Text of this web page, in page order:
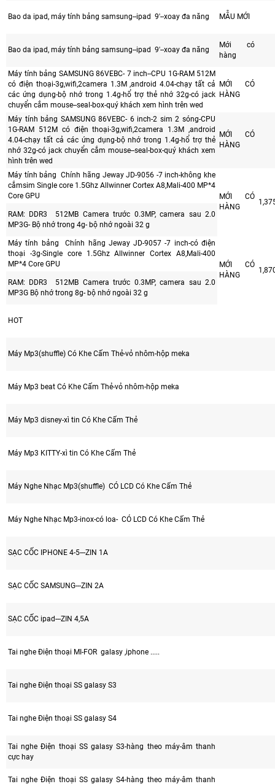
Bao da ipad, máy tính bảng samsung--ipad 9'--xoay đa năng MẪU MỚI
Bao da ipad, máy tính bảng samsung--ipad 9'--xoay đa năng
Mới có
hàng
Máy tính bảng SAMSUNG 86VEBC- 7 inch--CPU 1G-RAM 512M
có điện thoại-3g,wifi,2camera 1.3M ,android 4.04-chạy tất cả
các ứng dụng-bộ nhớ trong 1.4g-hổ trợ thẻ nhớ 32g-có jack
chuyển cắm mouse--seal-box-quý khách xem hình trên wed
MỚI CÓ
HÀNG
Máy tính bảng SAMSUNG 86VEBC- 6 inch-2 sim 2 sóng-CPU
1G-RAM 512M có điện thoại-3g,wifi,2camera 1.3M ,android
4.04-chạy tất cả các ứng dụng-bộ nhớ trong 1.4g-hổ trợ thẻ
nhớ 32g-có jack chuyển cắm mouse--seal-box-quý khách xem
hình trên wed
MỚI CÓ
HÀNG
Máy tính bảng Chính hãng Jeway JD-9056 -7 inch-không khe
cắmsim Single core 1.5Ghz Allwinner Cortex A8,Mali-400 MP*4
Core GPU
MỚI CÓ
HÀNG
RAM: DDR3 512MB Camera trước 0.3MP, camera sau 2.0
MP3G- Bộ nhớ trong 4g- bộ nhớ ngoài 32 g
Máy tính bảng Chính hãng Jeway JD-9057 -7 inch-có điện
thoại -3g-Single core 1.5Ghz Allwinner Cortex A8,Mali-400
MP*4 Core GPU
MỚI CÓ
HÀNG
RAM: DDR3 512MB Camera trước 0.3MP, camera sau 2.0
MP3G Bộ nhớ trong 8g- bộ nhớ ngoài 32 g
HOT
Máy Mp3(shuffle) Có Khe Cấm Thẻ-vỏ nhôm-hộp meka
Máy Mp3 beat Có Khe Cấm Thẻ-vỏ nhôm-hộp meka
Máy Mp3 disney-xì tin Có Khe Cấm Thẻ
Máy Mp3 KITTY-xì tin Có Khe Cấm Thẻ
Máy Nghe Nhạc Mp3(shuffle) CÓ LCD Có Khe Cấm Thẻ
Máy Nghe Nhạc Mp3-inox-có loa- CÓ LCD Có Khe Cấm Thẻ
SẠC CỐC IPHONE 4-5---ZIN 1A
SẠC CỐC SAMSUNG---ZIN 2A
SẠC CỐC ipad---ZIN 4,5A
Tai nghe Điện thoại MI-FOR galasy ,iphone .....
Tai nghe Điện thoại SS galasy S3
Tai nghe Điện thoại SS galasy S4
Tai nghe Điện thoại SS galasy S3-hàng theo máy-âm thanh
cực hay
Tai nghe Điện thoại SS galasy S4-hàng theo máy-âm thanh